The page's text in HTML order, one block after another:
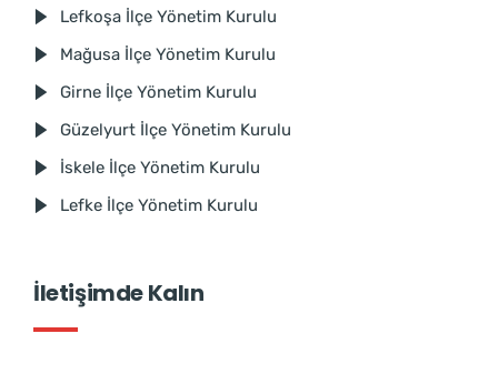
Lefkoşa İlçe Yönetim Kurulu
Mağusa İlçe Yönetim Kurulu
Girne İlçe Yönetim Kurulu
Güzelyurt İlçe Yönetim Kurulu
İskele İlçe Yönetim Kurulu
Lefke İlçe Yönetim Kurulu
İletişimde Kalın